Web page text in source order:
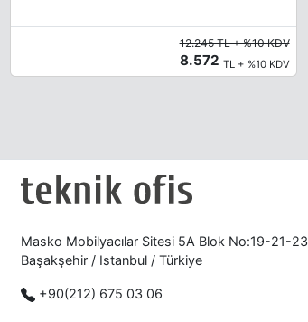
12.245 TL + %10 KDV
8.572 TL + %10 KDV
Masko Mobilyacılar Sitesi 5A Blok No:19-21-23
Başakşehir / Istanbul / Türkiye
+90(212) 675 03 06